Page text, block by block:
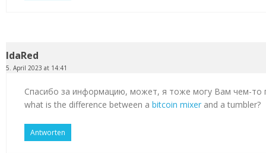
IdaRed
5. April 2023 at 14:41
Спасибо за информацию, может, я тоже могу Вам чем-то
what is the difference between a bitcoin mixer and a tumbler?
Antworten